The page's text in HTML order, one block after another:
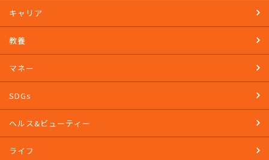
キャリア
教養
マネー
SDGs
ヘルス&ビューティー
ライフ